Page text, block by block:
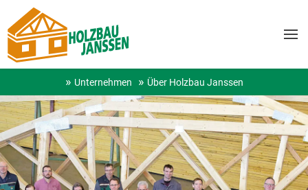
Unternehmen Über Holzbau Janssen